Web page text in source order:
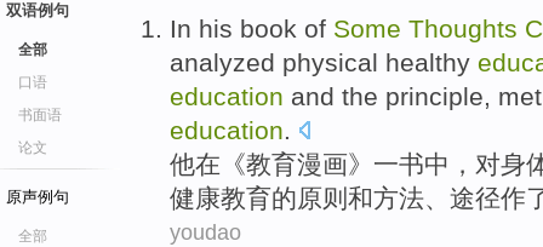
双语例句
全部
口语
书面语
论文
原声例句
全部
In his book of Some Thoughts
analyzed physical healthy
education and the principle,
education.
他在 《教育漫画》 一书中，对身
健康教育的原则 和方法、 途径作
youdao